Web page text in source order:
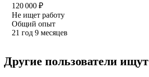
120 000 ₽
Не ищет работу
Общий опыт
21 год 9 месяцев
Другие пользователи ищут